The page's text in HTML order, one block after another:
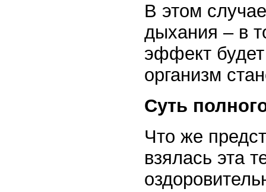
В этом
дыхания – в
эффект
организм
Суть
Что же
взялась эта